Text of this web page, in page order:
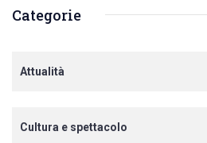
Categorie
Attualità
Cultura e spettacolo